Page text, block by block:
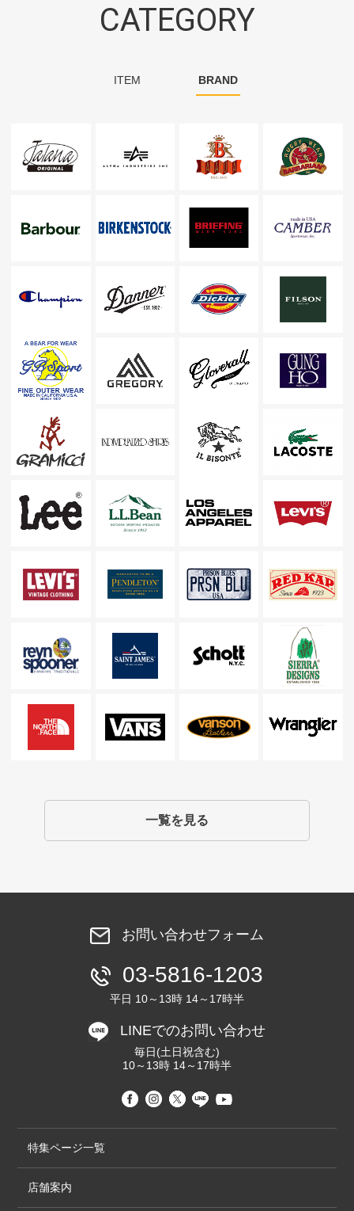
CATEGORY
ITEM BRAND
一覧を見る
お問い合わせフォーム
03-5816-1203
平日 10～13時 14～17時半
LINEでのお問い合わせ
毎日(土日祝含む)
10～13時 14～17時半
特集ページ一覧
店舗案内